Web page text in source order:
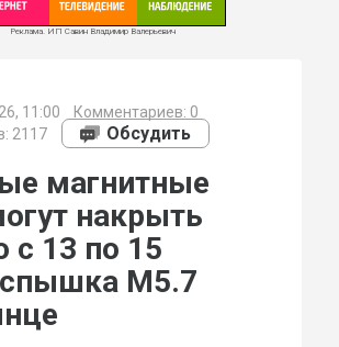
Реклама. ИП Савин Владимир Валерьевич
11:00 Комментариев: 0
2117
Обсудить
магнитные
накрыть
13 по 15
М5.7